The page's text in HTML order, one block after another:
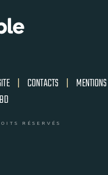
| CONTACTS | MENTIONS
RÉSERVÉS